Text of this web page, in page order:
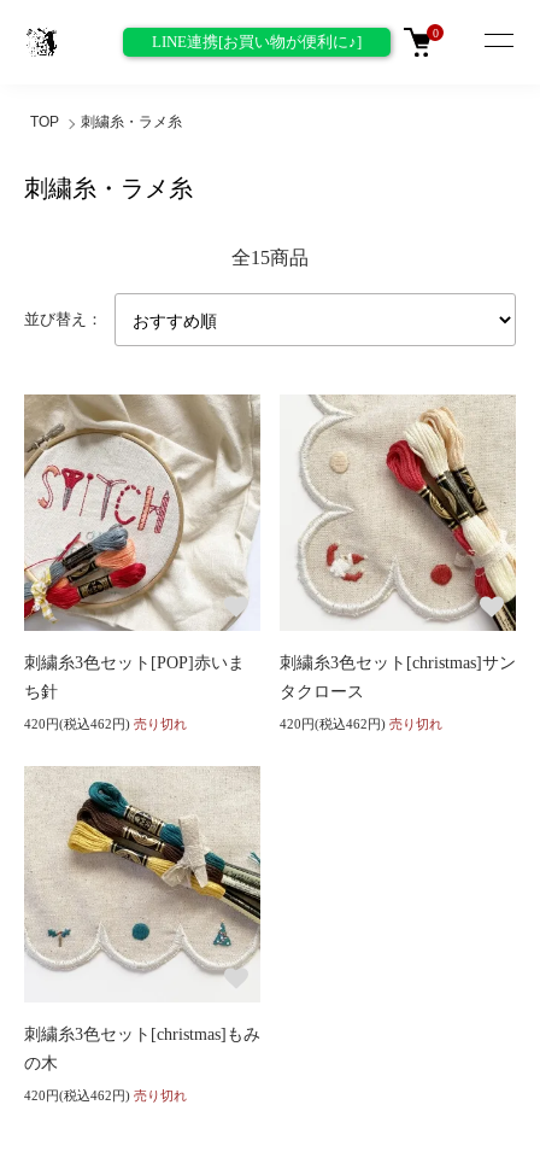
LINE連携[お買い物が便利に♪] 0
TOP 刺繍糸・ラメ糸
刺繍糸・ラメ糸
全15商品
並び替え：
刺繍糸3色セット[POP]赤いま
ち針
420円(税込462円) 売り切れ
刺繍糸3色セット[christmas]サン
タクロース
420円(税込462円) 売り切れ
刺繍糸3色セット[christmas]もみ
の木
420円(税込462円) 売り切れ